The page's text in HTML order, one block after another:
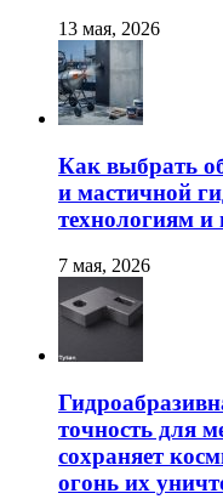
13 мая, 2026
Как выбрать
и мастичной
технологиям и
7 мая, 2026
точность для
сохраняет
огонь их